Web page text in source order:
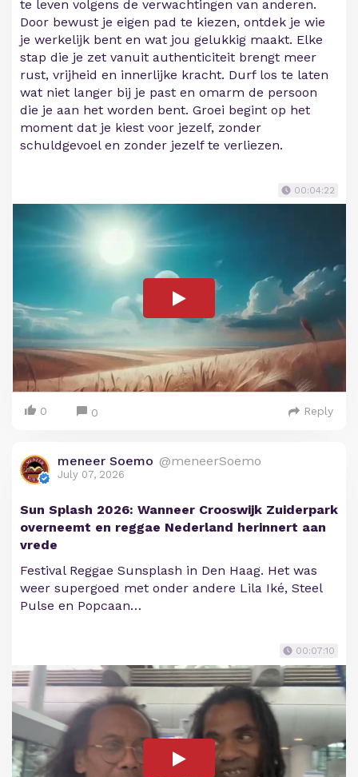
te leven volgens de verwachtingen van anderen.
Door bewust je eigen pad te kiezen, ontdek je wie
je werkelijk bent en wat jou gelukkig maakt. Elke
stap die je zet vanuit authenticiteit brengt meer
rust, vrijheid en innerlijke kracht. Durf los te laten
wat niet langer bij je past en omarm de persoon
die je aan het worden bent. Groei begint op het
moment dat je kiest voor jezelf, zonder
schuldgevoel en zonder jezelf te verliezen.
00:04:22
0 0 Reply
meneer Soemo @meneerSoemo
July 07, 2026
Sun Splash 2026: Wanneer Crooswijk Zuiderpark
overneemt en reggae Nederland herinnert aan
vrede
Festival Reggae Sunsplash in Den Haag. Het was
weer supergoed met onder andere Lila Iké, Steel
Pulse en Popcaan…
00:07:10